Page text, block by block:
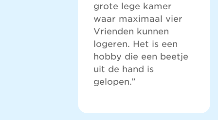
grote lege kamer
waar maximaal vier
Vrienden kunnen
logeren. Het is een
hobby die een beetje
uit de hand is
gelopen.”